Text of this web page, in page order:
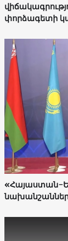
փորձագետի
«Հայաստան-